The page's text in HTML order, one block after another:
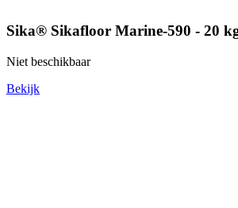
Sika® Sikafloor Marine-590 - 20
Niet beschikbaar
Bekijk